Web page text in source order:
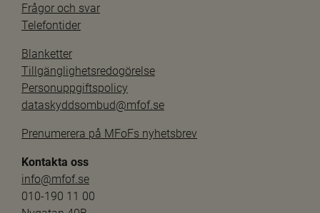
Frågor och svar
Telefontider
Blanketter
Tillgänglighetsredogörelse
Personuppgiftspolicy
dataskyddsombud@mfof.se
Prenumerera på MFoFs nyhetsbrev
Kontakta oss
info@mfof.se
010-190 11 00